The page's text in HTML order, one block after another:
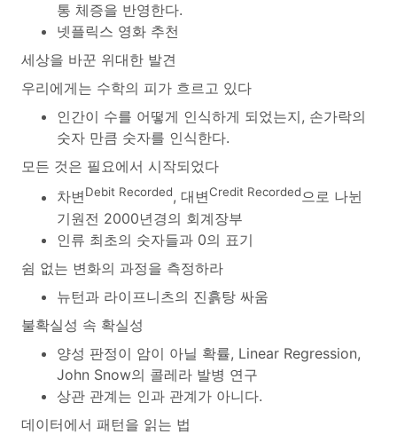
통 체증을 반영한다.
넷플릭스 영화 추천
세상을 바꾼 위대한 발견
우리에게는 수학의 피가 흐르고 있다
인간이 수를 어떻게 인식하게 되었는지, 손가락의
숫자 만큼 숫자를 인식한다.
모든 것은 필요에서 시작되었다
차변Debit Recorded, 대변Credit Recorded으로 나뉜
기원전 2000년경의 회계장부
인류 최초의 숫자들과 0의 표기
쉼 없는 변화의 과정을 측정하라
뉴턴과 라이프니츠의 진흙탕 싸움
불확실성 속 확실성
양성 판정이 암이 아닐 확률, Linear Regression,
John Snow의 콜레라 발병 연구
상관 관계는 인과 관계가 아니다.
데이터에서 패턴을 읽는 법